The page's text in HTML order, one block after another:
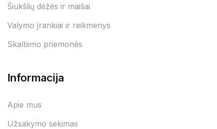
Šiukšlių dėžės ir maišai
Valymo įrankiai ir reikmenys
Skalbimo priemonės
Informacija
Apie mus
Užsakymo sekimas